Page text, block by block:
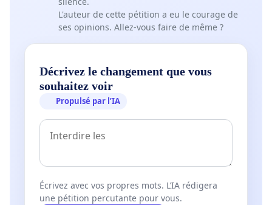
L'auteur de cette pétition a eu le courage de
ses opinions. Allez-vous faire de même ?
Décrivez le changement que vous
souhaitez voir
Propulsé par l’IA
Écrivez avec vos propres mots. L’IA rédigera
une pétition percutante pour vous.